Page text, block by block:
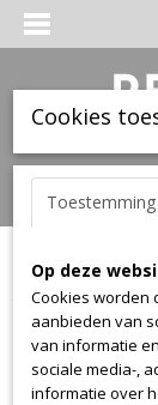
Inloggen
Home >Stof>
Cookies
Toestemming
Op deze
Cookies worden
aanbieden van
van informatie
sociale media-,
informatie over